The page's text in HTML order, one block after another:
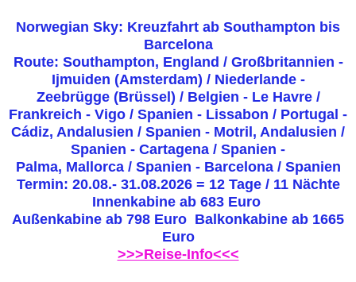
Norwegian Sky: Kreuzfahrt ab Southampton bis
Barcelona
Route: Southampton, England / Großbritannien -
Ijmuiden (Amsterdam) / Niederlande -
Zeebrügge (Brüssel) / Belgien - Le Havre /
Frankreich - Vigo / Spanien - Lissabon / Portugal -
Cádiz, Andalusien / Spanien - Motril, Andalusien /
Spanien - Cartagena / Spanien -
Palma, Mallorca / Spanien - Barcelona / Spanien
Termin: 20.08.- 31.08.2026 = 12 Tage / 11 Nächte
Innenkabine ab 683 Euro
Außenkabine ab 798 Euro Balkonkabine ab 1665
Euro
>>>Reise-Info<<<